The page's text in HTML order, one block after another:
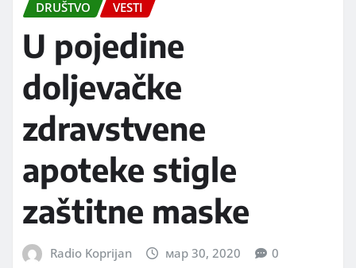
DRUŠTVO VESTI
U pojedine
doljevačke
zdravstvene
apoteke stigle
zaštitne maske
Radio Koprijan мар 30, 2020 0